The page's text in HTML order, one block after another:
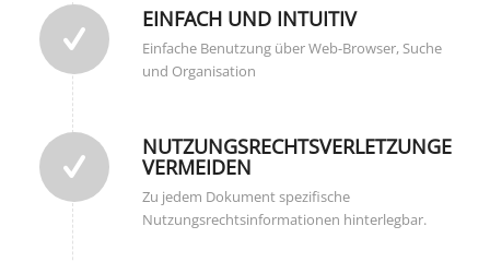
EINFACH UND INTUITIV
Einfache Benutzung über Web-Browser, Suche
und Organisation
NUTZUNGSRECHTSVERLETZUNGEN
VERMEIDEN
Zu jedem Dokument spezifische
Nutzungsrechtsinformationen hinterlegbar.